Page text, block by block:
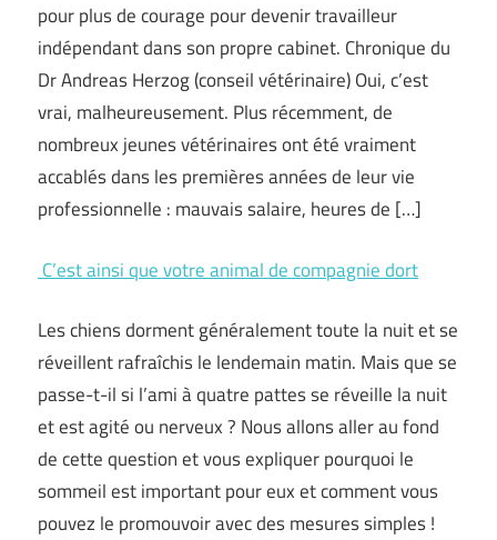
pour plus de courage pour devenir travailleur
indépendant dans son propre cabinet. Chronique du
Dr Andreas Herzog (conseil vétérinaire) Oui, c’est
vrai, malheureusement. Plus récemment, de
nombreux jeunes vétérinaires ont été vraiment
accablés dans les premières années de leur vie
professionnelle : mauvais salaire, heures de […]
C’est ainsi que votre animal de compagnie dort
Les chiens dorment généralement toute la nuit et se
réveillent rafraîchis le lendemain matin. Mais que se
passe-t-il si l’ami à quatre pattes se réveille la nuit
et est agité ou nerveux ? Nous allons aller au fond
de cette question et vous expliquer pourquoi le
sommeil est important pour eux et comment vous
pouvez le promouvoir avec des mesures simples !